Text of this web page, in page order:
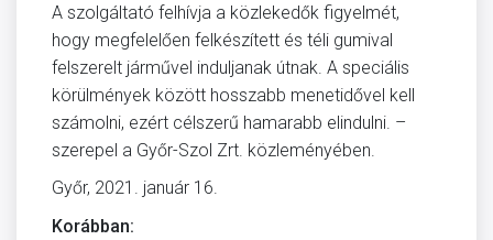
A szolgáltató felhívja a közlekedők figyelmét,
hogy megfelelően felkészített és téli gumival
felszerelt járművel induljanak útnak. A speciális
körülmények között hosszabb menetidővel kell
számolni, ezért célszerű hamarabb elindulni. –
szerepel a Győr-Szol Zrt. közleményében.
Győr, 2021. január 16.
Korábban: